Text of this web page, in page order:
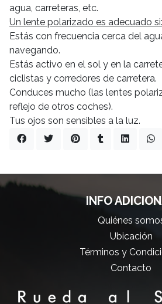
agua, carreteras, etc.
Un lente polarizado es adecuado si:
Estás con frecuencia cerca del
navegando.
Estás activo en el sol y en la
ciclistas y corredores de carretera.
Conduces mucho (las lentes
reflejo de otros coches).
Tus ojos son sensibles a la luz.
INFO
Quiénes
Ubicación
Términos y
Contacto